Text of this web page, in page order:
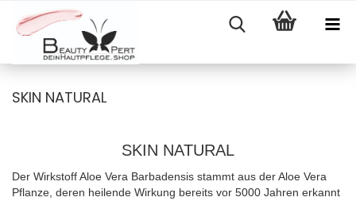
SKIN NATURAL
SKIN NATURAL
Der Wirkstoff Aloe Vera Barbadensis stammt aus der Aloe Vera
Pflanze, deren heilende Wirkung bereits vor 5000 Jahren erkannt